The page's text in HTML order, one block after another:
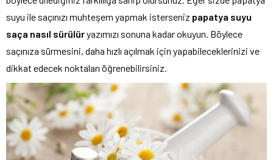
suyu ile saçınızı muhteşem yapmak isterseniz papatya suyu
saça nasıl sürülüryazımızı sonuna kadar okuyun. Böylece
saçınıza sürmesini, daha hızlı açılmak için yapabileceklerinizi ve
dikkat edecek noktaları öğrenebilirsiniz.